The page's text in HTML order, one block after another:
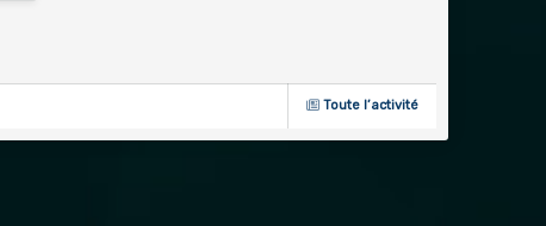
Toute l’activité